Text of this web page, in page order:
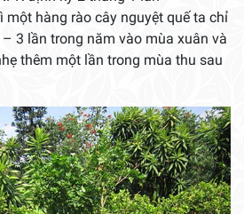
một hàng rào cây nguyệt quế ta chỉ
3 lần trong năm vào mùa xuân và
thêm một lần trong mùa thu sau